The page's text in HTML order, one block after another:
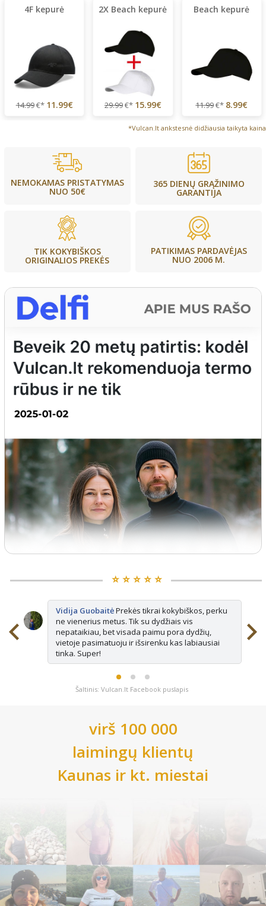
4F kepurė
14.99€* 11.99€
2X Beach kepurė
29.99€* 15.99€
Beach kepurė
11.99€* 8.99€
*Vulcan.lt ankstesnė didžiausia taikyta kaina
NEMOKAMAS PRISTATYMAS
NUO 50€
365 DIENŲ GRĄŽINIMO
GARANTIJA
TIK KOKYBIŠKOS
ORIGINALIOS PREKĖS
PATIKIMAS PARDAVĖJAS
NUO 2006 M.
⭐️ ⭐️ ⭐️ ⭐️ ⭐️
Vidija GuobaitėPrekės tikrai kokybiškos, perku
ne vienerius metus. Tik su dydžiais vis
nepataikiau, bet visada paimu pora dydžių,
vietoje pasimatuoju ir išsirenku kas labiausiai
tinka. Super!
Šaltinis: Vulcan.lt Facebook puslapis
virš 100 000
laimingų klientų
Kaunas ir kt. miestai